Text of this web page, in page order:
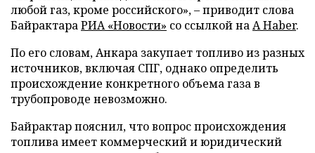
любой газ, кроме российского», – приводит слова
БайрактараРИА «Новости» со ссылкой наA Haber.
По его словам, Анкара закупает топливо из разных
источников, включая СПГ, однако определить
происхождение конкретного объема газа в
трубопроводе невозможно.
Байрактар пояснил, что вопрос происхождения
топлива имеет коммерческий и юридический